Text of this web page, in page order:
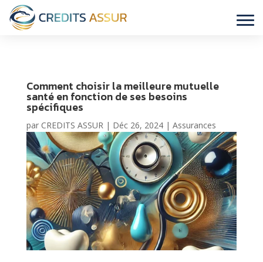
Comment choisir la meilleure mutuelle
santé en fonction de ses besoins
spécifiques
par CREDITS ASSUR| Déc 26, 2024| Assurances